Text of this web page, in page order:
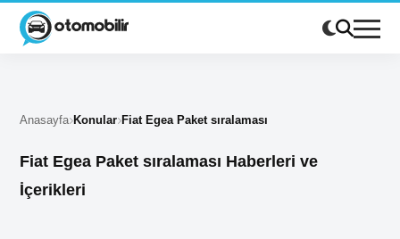
Anasayfa Konular Fiat Egea Paket sıralaması
Fiat Egea Paket sıralaması Haberleri ve
İçerikleri